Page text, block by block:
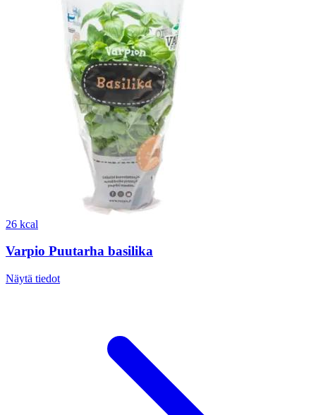
26 kcal
Varpio Puutarha basilika
Näytä tiedot